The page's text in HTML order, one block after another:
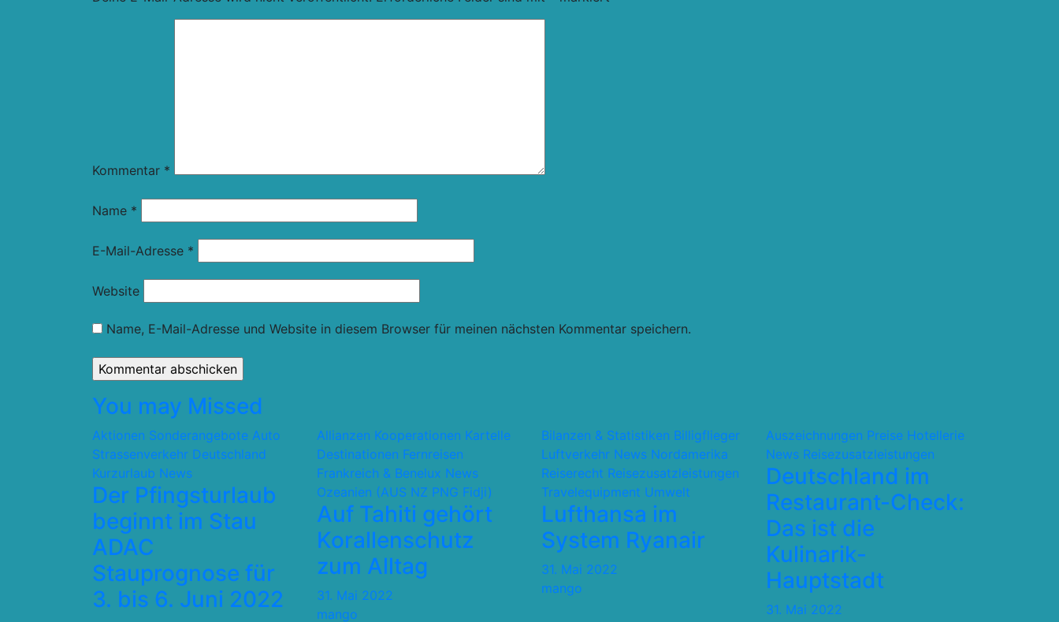
Kommentar *
Name *
E-Mail-Adresse *
Website
Name, E-Mail-Adresse und Website in diesem Browser für meinen nächsten Kommentar speichern.
You may Missed
Aktionen Sonderangebote Auto
Strassenverkehr Deutschland
Kurzurlaub News
Der Pfingsturlaub
beginnt im Stau
ADAC
Stauprognose für
3. bis 6. Juni 2022
Allianzen Kooperationen Kartelle
Destinationen Fernreisen
Frankreich & Benelux News
Ozeanien (AUS NZ PNG Fidji)
Auf Tahiti gehört
Korallenschutz
zum Alltag
31. Mai 2022
mango
Bilanzen & Statistiken Billigflieger
Luftverkehr News Nordamerika
Reiserecht Reisezusatzleistungen
Travelequipment Umwelt
Lufthansa im
System Ryanair
31. Mai 2022
mango
Auszeichnungen Preise Hotellerie
News Reisezusatzleistungen
Deutschland im
Restaurant-Check:
Das ist die
Kulinarik-
Hauptstadt
31. Mai 2022